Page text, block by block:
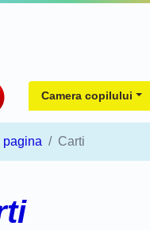
Camera copilului
pagina Carti